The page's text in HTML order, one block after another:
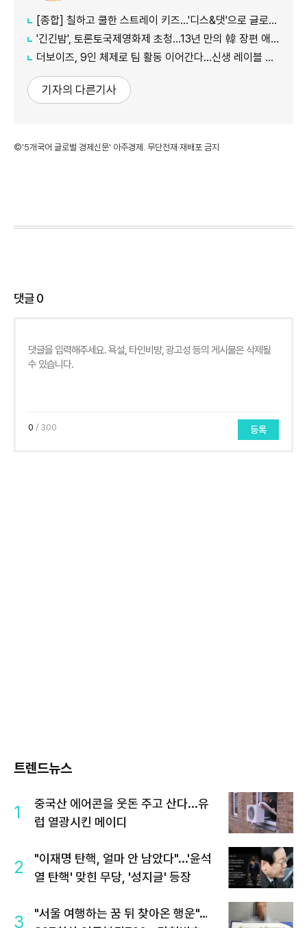
[종합] 칠하고 쿨한 스트레이 키즈…'디스&댓'으로 글로벌 질주
'긴긴밤', 토론토국제영화제 초청…13년 만의 韓 장편 애니
더보이즈, 9인 체제로 팀 활동 이어간다…신생 레이블 계약 완료
기자의 다른기사
©'5개국어 글로벌 경제신문' 아주경제. 무단전재·재배포 금지
댓글0
0 / 300 등록
트렌드뉴스
1
중국산 에어콘을 웃돈 주고 산다...유
럽 열광시킨 메이디
2
"이재명 탄핵, 얼마 안 남았다"...'윤석
열 탄핵' 맞힌 무당, '성지글' 등장
3
"서울 여행하는 꿈 뒤 찾아온 행운"…